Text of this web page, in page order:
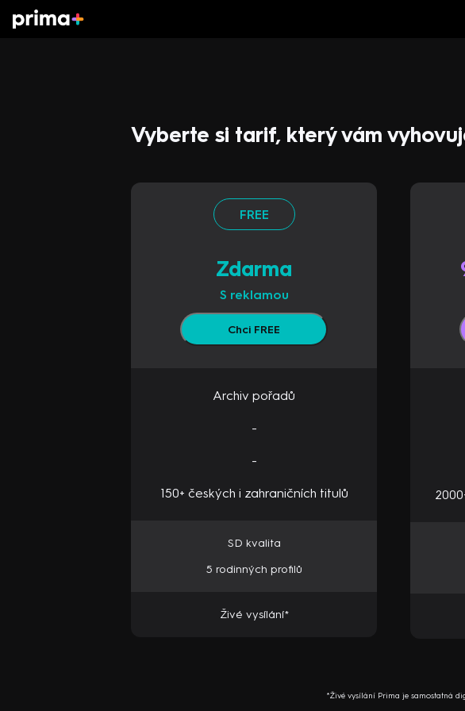
Vyberte si tarif, který vám
FREE
Zdarma
S reklamou
Chci FREE
Archiv pořadů
-
-
150+ českých i zahraničních titulů
SD kvalita
5 rodinných profilů
Živé vysílání*
*Živé vysílání Prima je samostatná